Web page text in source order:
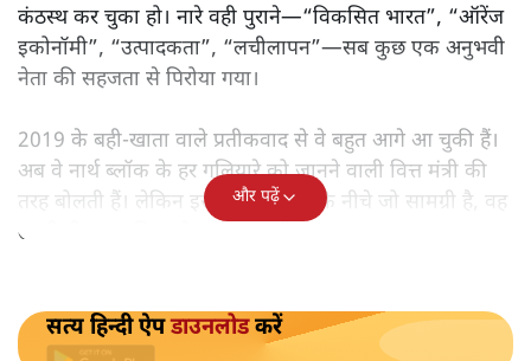
बजट पेश करने उठीं तो वे आसानी से रिकॉर्ड बुक में दर्ज हो गईं।
लेकिन उसके बाद जो आया, उसने साफ़ दिखा दिया कि बिना
नएपन के सिर्फ़ सहनशक्ति कितनी दूर तक ले जा सकती है।
कंठस्थ कर चुका हो। नारे वही पुराने—“विकसित भारत”, “ऑरेंज
इकोनॉमी”, “उत्पादकता”, “लचीलापन”—सब कुछ एक अनुभवी